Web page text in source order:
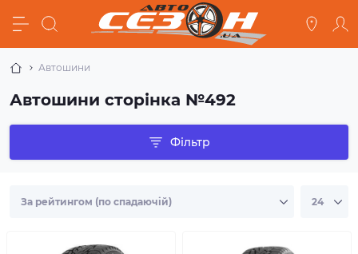
Автошини
Автошини сторінка №492
Фільтр